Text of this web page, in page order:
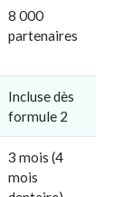
8 000
partenaires
Incluse dès
formule 2
3 mois (4
mois